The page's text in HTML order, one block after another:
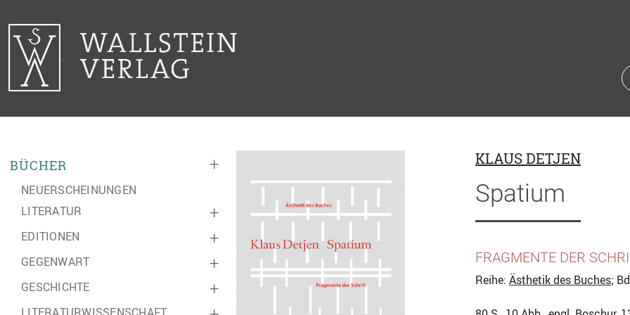
+
BÜCHER
NEUERSCHEINUNGEN
+
LITERATUR
+
EDITIONEN
+
GEGENWART
+
GESCHICHTE
KLAUS DETJEN
Spatium
FRAGMENTE DER
Reihe: Ästhetik des Buches;